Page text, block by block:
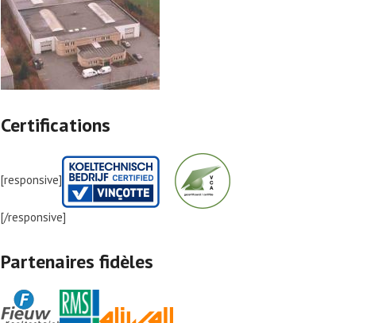
Certifications
[responsive]
[/responsive]
Partenaires fidèles